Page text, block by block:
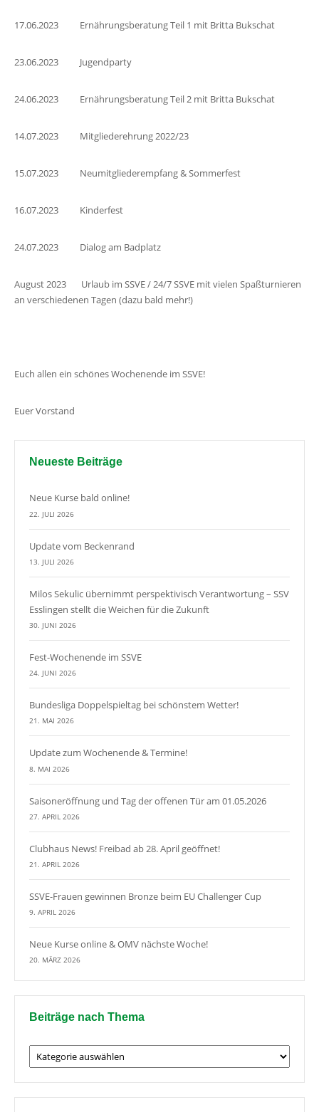
17.06.2023 Ernährungsberatung Teil 1 mit Britta Bukschat
23.06.2023 Jugendparty
24.06.2023 Ernährungsberatung Teil 2 mit Britta Bukschat
14.07.2023 Mitgliederehrung 2022/23
15.07.2023 Neumitgliederempfang & Sommerfest
16.07.2023 Kinderfest
24.07.2023 Dialog am Badplatz
August 2023 Urlaub im SSVE / 24/7 SSVE mit vielen Spaßturnieren
an verschiedenen Tagen (dazu bald mehr!)
Euch allen ein schönes Wochenende im SSVE!
Euer Vorstand
Neueste Beiträge
Neue Kurse bald online!
22. JULI 2026
Update vom Beckenrand
13. JULI 2026
Milos Sekulic übernimmt perspektivisch Verantwortung – SSV
Esslingen stellt die Weichen für die Zukunft
30. JUNI 2026
Fest-Wochenende im SSVE
24. JUNI 2026
Bundesliga Doppelspieltag bei schönstem Wetter!
21. MAI 2026
Update zum Wochenende & Termine!
8. MAI 2026
Saisoneröffnung und Tag der offenen Tür am 01.05.2026
27. APRIL 2026
Clubhaus News! Freibad ab 28. April geöffnet!
21. APRIL 2026
SSVE-Frauen gewinnen Bronze beim EU Challenger Cup
9. APRIL 2026
Neue Kurse online & OMV nächste Woche!
20. MÄRZ 2026
Beiträge nach Thema
Beiträge
nach
Thema